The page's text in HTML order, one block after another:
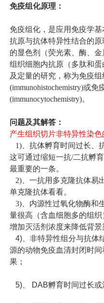
免疫组化原理：
免疫组化，是应用免疫学
抗原与抗体特异性结合的
的显色剂（荧光素、酶、
组织细胞内抗原（多肽和
及定量的研究，称为免疫
(immunohistochemistry)或
(immunocytochemistry)。
问题及其解答：
产生组织切片非特异性染
1)、抗体孵育时间过长、
这可通过缩短一抗/二抗孵
最重要的一条。
2)、一抗用多克隆抗体易
单克隆抗体看看。
3)、内源性过氧化物酶和
量很高（含血细胞多的组
增加灭活剂浓度来降低背景
4)、非特异性组分与抗体
源的动物免疫血清封闭时
果；
5)、 DAB孵育时间过长或